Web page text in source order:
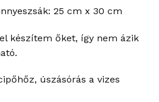
25 cm x 30 cm
készítem őket, így nem ázik
úszásórás a vizes